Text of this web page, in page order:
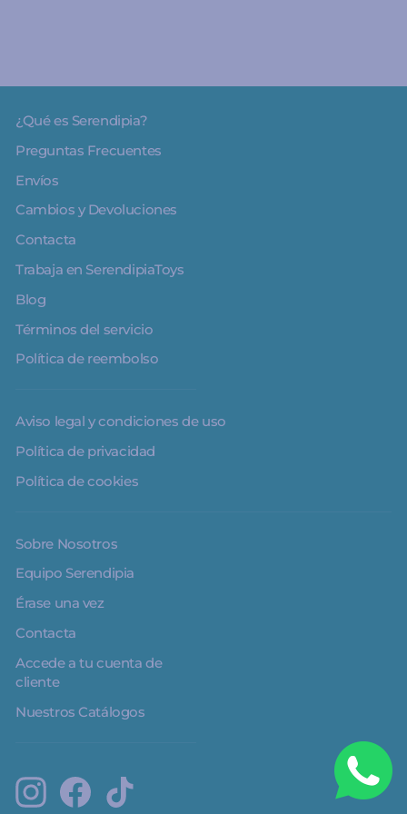
¿Qué es Serendipia?
Preguntas Frecuentes
Envíos
Cambios y Devoluciones
Contacta
Trabaja en SerendipiaToys
Blog
Términos del servicio
Política de reembolso
Aviso legal y condiciones de uso
Política de privacidad
Política de cookies
Sobre Nosotros
Equipo Serendipia
Érase una vez
Contacta
Accede a tu cuenta de
cliente
Nuestros Catálogos
InstagramFacebook